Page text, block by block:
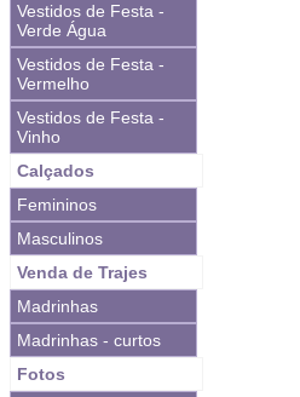
Vestidos de Festa -
Verde Água
Vestidos de Festa -
Vermelho
Vestidos de Festa -
Vinho
Calçados
Femininos
Masculinos
Venda de Trajes
Madrinhas
Madrinhas - curtos
Fotos